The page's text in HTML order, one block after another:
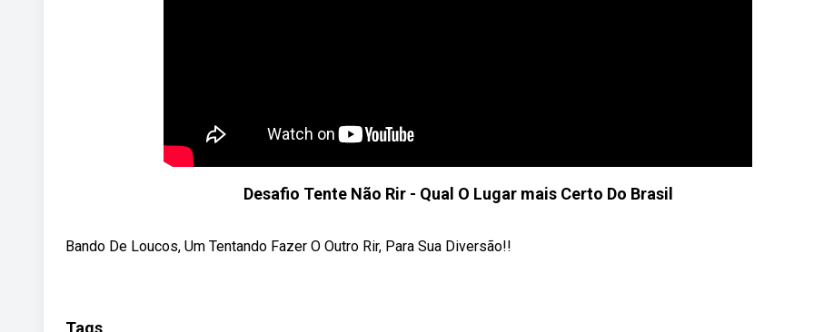
Desafio Tente Não Rir - Qual O Lugar mais Certo Do Brasil
Bando De Loucos, Um Tentando Fazer O Outro Rir, Para Sua Diversão!!
Tags